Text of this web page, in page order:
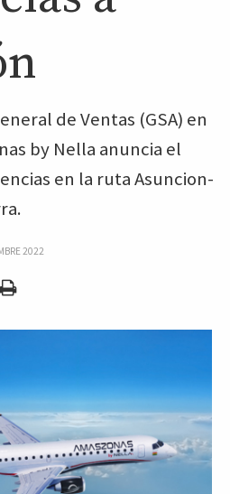
de Ventas (GSA) en
by Nella anuncia el
en la ruta Asuncion-
2022